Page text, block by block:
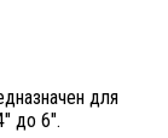
для
до 6″.